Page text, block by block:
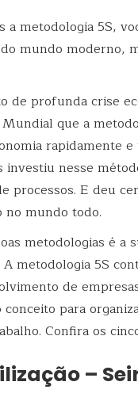
a metodologia 5S,
mundo moderno,
de profunda crise
que a
rapidamente
nesse
processos. E deu
no mundo todo.
metodologias é a
metodologia 5S
de
para
Confira os
–